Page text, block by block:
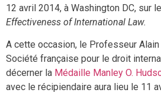
12 avril 2014, à Washington DC, sur
Effectiveness of International Law.
A cette occasion, le Professeur
Société française pour le droit
décerner la Médaille Manley O.
avec le récipiendaire aura lieu le 11